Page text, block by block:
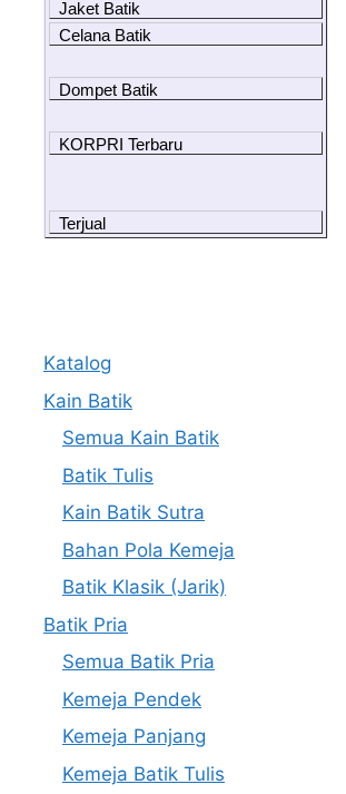
Jaket Batik
Celana Batik
Dompet Batik
KORPRI Terbaru
Terjual
Katalog
Kain Batik
Semua Kain Batik
Batik Tulis
Kain Batik Sutra
Bahan Pola Kemeja
Batik Klasik (Jarik)
Batik Pria
Semua Batik Pria
Kemeja Pendek
Kemeja Panjang
Kemeja Batik Tulis